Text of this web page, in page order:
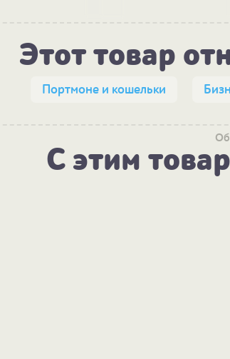
Этот товар
Портмоне и кошельки
С этим